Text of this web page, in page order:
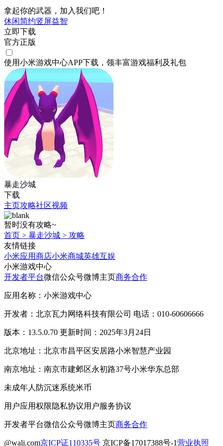
拿起你的武器，加入我们吧！
休闲简约竖屏益智
立即下载
官方正版
使用小米游戏中心APP下载 ，领丰富游戏福利 及礼包
暴走沙城
下载
主页攻略社区视频
暂时没有攻略~
首页 > 暴走沙城 > 攻略
友情链接
小米应用商店小米商城英雄互娱
小米游戏中心
开发者平台微信公众号微博主页商务合作
应用名称：小米游戏中心
开发者：北京瓦力网络科技有限公司 电话：010-60606666
版本：13.5.0.70 更新时间：2025年3月24日
北京地址：北京市昌平区安居路小米智慧产业园
南京地址：南京市建邺区永初路37号小米华东总部
未成年人防沉迷系统米币
用户应用权限隐私协议用户服务协议
开发者平台微信公众号微博主页商务合作
@wali.com京ICP证110335号 京ICP备17017388号-1营业执照